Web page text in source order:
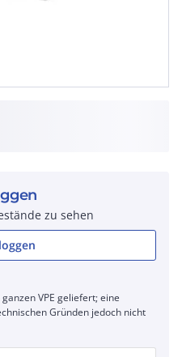
zu sehen
VPE geliefert; eine
Gründen jedoch nicht